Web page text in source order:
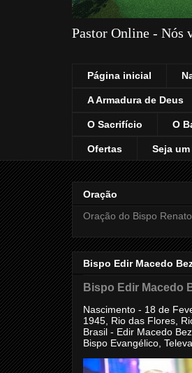
Pastor Online - Nós
Página inicial
A Armadura de Deus
O Sacrifício O
Ofertas Seja
Oração
Oração do Bispo
Bispo Edir Macedo
Bispo Edir Macedo
Nascimento - 18 de
1945, Rio das Flores,
Brasil - Edir Macedo
Bispo Evangélico,